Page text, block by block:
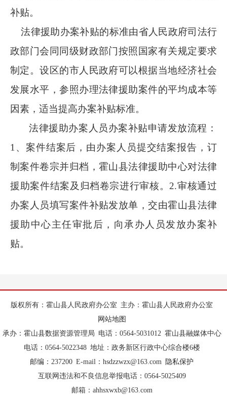
补贴。
法律援助办案补贴的标准由省人民政府司法行
政部门会同同级财政部门按照国家有关规定要求
制定。设区的市人民政府可以根据当地经济社会
发展水平，参照办理法律援助案件的平均成本等
因素，适当提高办案补贴标准。
法律援助办案人员办案补贴申请发放流程：
1 、案件结案后，由办案人员提交结案报告，订
制案件卷宗并归档，霍山县法律援助中心对法律
援助案件结案及归档卷宗进行审核。 2.审核通过
办案人员填写案件补贴发放单，交由霍山县法律
援助中心主任审批后，向承办人员发放办案补
贴。
版权所有：霍山县人民政府办公室 主办：霍山县人民政府办公室
网站地图
承办：霍山县数据资源管理局 电话：0564-5031012 霍山县融媒体中心
电话：0564-5022348 地址：政务新区行政中心综合楼6楼
邮编：237200 E-mail：hsdzzwzx@163.com
隐私保护
互联网违法和不良信息举报电话：0564-5025409
邮箱：ahhsxwxb@163.com